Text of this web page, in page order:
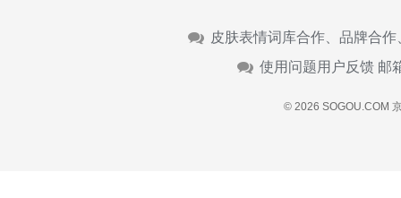
皮肤表情词库合作、品牌合
使用问题用户反馈 邮
© 2026 SOGOU.COM